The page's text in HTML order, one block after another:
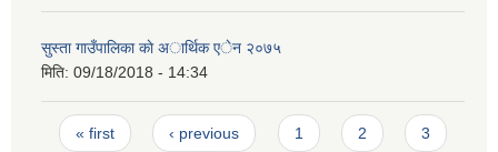
सुस्ता गाउँपालिका काे अार्थिक एेन २०७५
मिति: 09/18/2018 - 14:34
Pages
« first ‹ previous 1 2 3